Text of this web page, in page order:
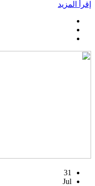
إقرأ المزيد
31
Jul